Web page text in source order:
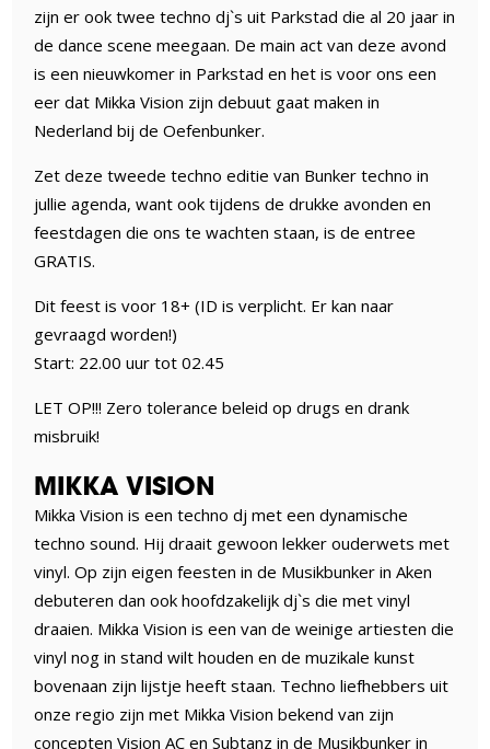
zijn er ook twee techno dj`s uit Parkstad die al 20 jaar in
de dance scene meegaan. De main act van deze avond
is een nieuwkomer in Parkstad en het is voor ons een
eer dat Mikka Vision zijn debuut gaat maken in
Nederland bij de Oefenbunker.
Zet deze tweede techno editie van Bunker techno in
jullie agenda, want ook tijdens de drukke avonden en
feestdagen die ons te wachten staan, is de entree
GRATIS.
Dit feest is voor 18+ (ID is verplicht. Er kan naar
gevraagd worden!)
Start: 22.00 uur tot 02.45
LET OP!!! Zero tolerance beleid op drugs en drank
misbruik!
MIKKA VISION
Mikka Vision is een techno dj met een dynamische
techno sound. Hij draait gewoon lekker ouderwets met
vinyl. Op zijn eigen feesten in de Musikbunker in Aken
debuteren dan ook hoofdzakelijk dj`s die met vinyl
draaien. Mikka Vision is een van de weinige artiesten die
vinyl nog in stand wilt houden en de muzikale kunst
bovenaan zijn lijstje heeft staan. Techno liefhebbers uit
onze regio zijn met Mikka Vision bekend van zijn
concepten Vision AC en Subtanz in de Musikbunker in